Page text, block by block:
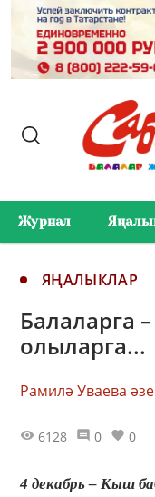
Журнал
ЯҢАЛЫКЛАР
Балаларга
олыларга...
Рамилә Уваева
6128 0 0
4 декабрь – Кыш